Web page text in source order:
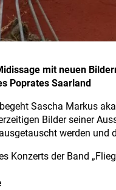
mit neuen
Poprates Saarland
Sascha Markus
Bilder seiner
werden und
Konzerts der Band